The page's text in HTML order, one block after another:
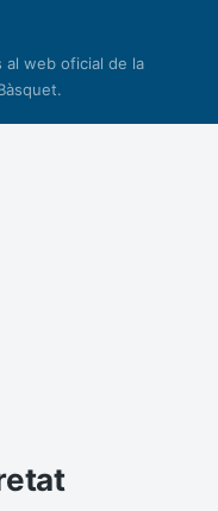
al web oficial de la